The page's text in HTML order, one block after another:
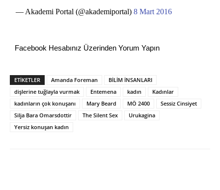
— Akademi Portal (@akademiportal)8 Mart 2016
Facebook Hesabınız Üzerinden Yorum Yapın
ETİKETLER Amanda Foreman
BİLİM İNSANLARI
dişlerine tuğlayla vurmak
Entemena kadın
Kadınlar
kadınların çok konuşanı
Mary Beard MÖ 2400
Sessiz Cinsiyet
Silja Bara Omarsdottir
The Silent Sex
Urukagina
Yersiz konuşan kadın